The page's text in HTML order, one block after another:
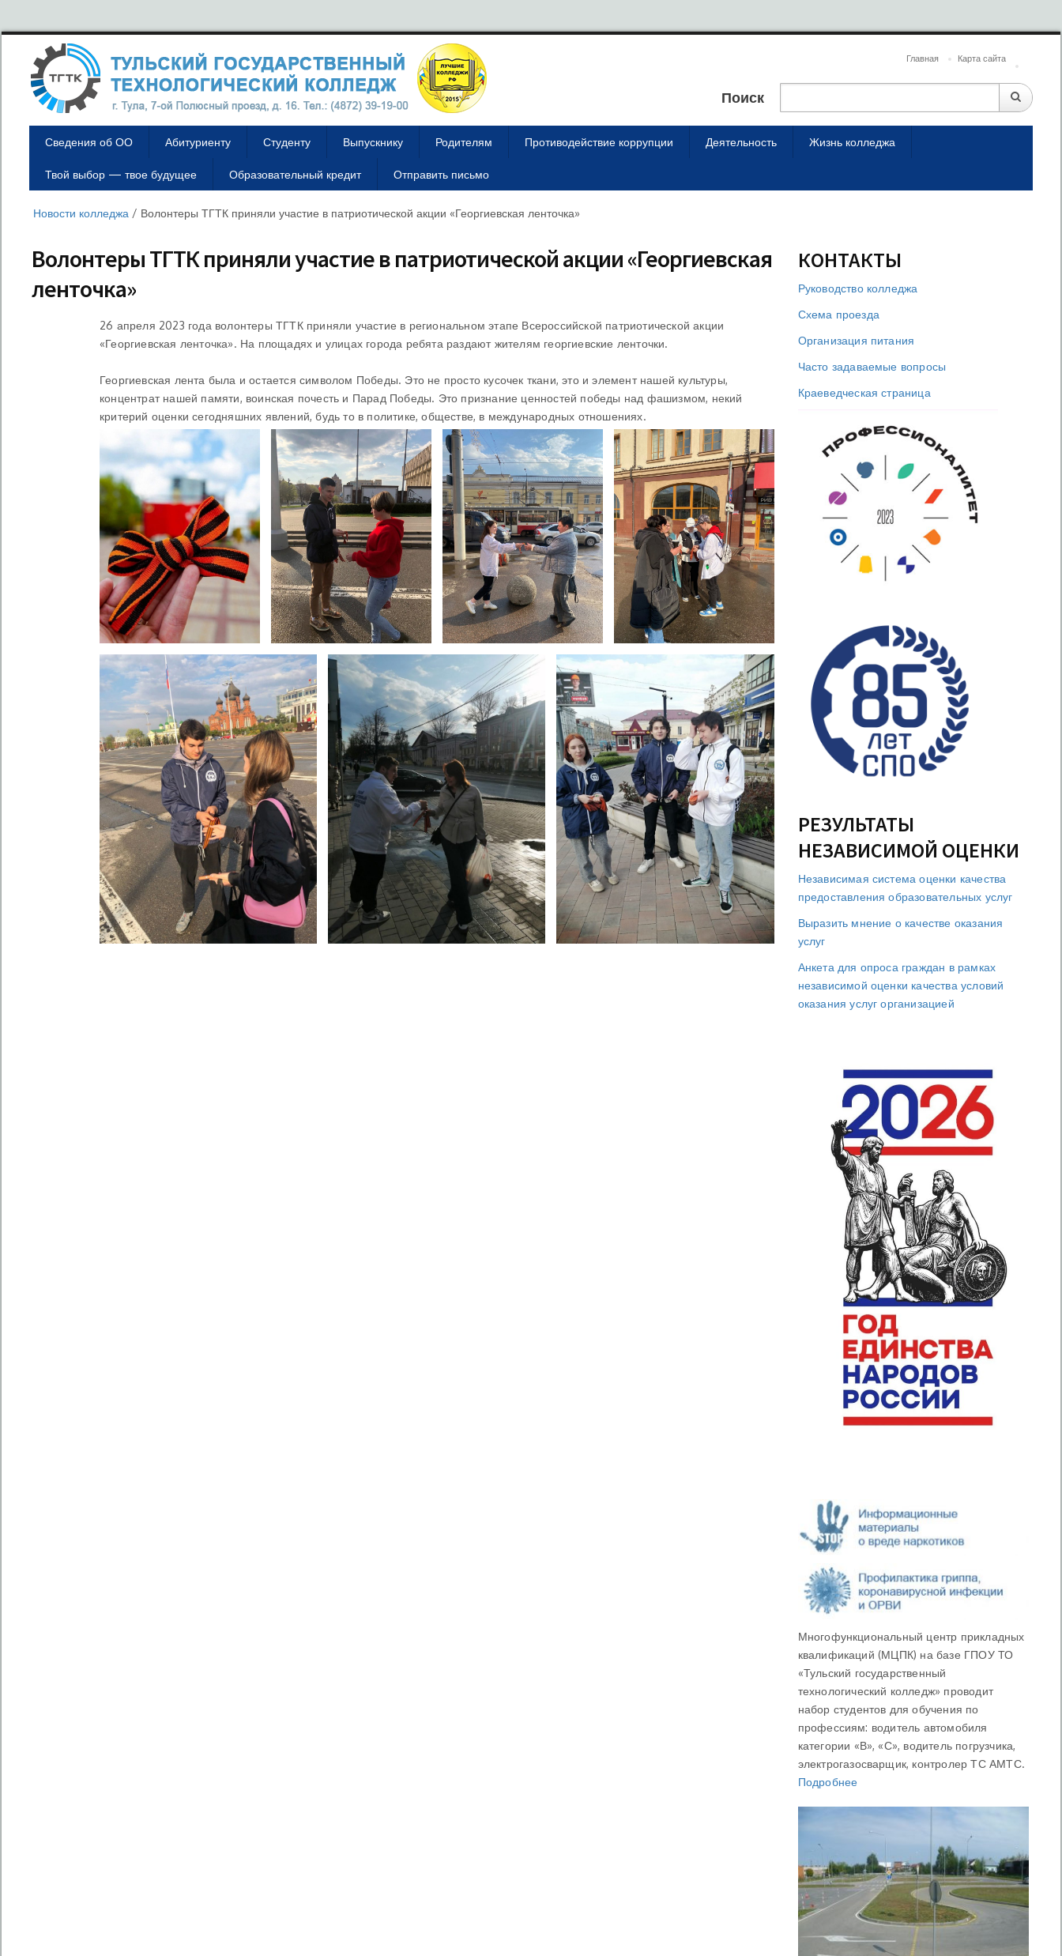
Главная Карта сайта
Поиск
Сведения об ОО Абитуриенту Студенту Выпускнику Родителям Противодействие коррупции Деятельность Жизнь колледжа
Твой выбор — твое будущее Образовательный кредит Отправить письмо
Новости колледжа / Волонтеры ТГТК приняли участие в патриотической акции «Георгиевская ленточка»
Волонтеры ТГТК приняли участие в патриотической акции «Георгиевская
ленточка»
26 апреля 2023 года волонтеры ТГТК приняли участие в региональном этапе Всероссийской патриотической акции
«Георгиевская ленточка». На площадях и улицах города ребята раздают жителям георгиевские ленточки.
Георгиевская лента была и остается символом Победы. Это не просто кусочек ткани, это и элемент нашей культуры,
концентрат нашей памяти, воинская почесть и Парад Победы. Это признание ценностей победы над фашизмом, некий
критерий оценки сегодняшних явлений, будь то в политике, обществе, в международных отношениях.
КОНТАКТЫ
Руководство колледжа
Схема проезда
Организация питания
Часто задаваемые вопросы
Краеведческая страница
РЕЗУЛЬТАТЫ
НЕЗАВИСИМОЙ ОЦЕНКИ
Независимая система оценки качества
предоставления образовательных услуг
Выразить мнение о качестве оказания
услуг
Анкета для опроса граждан в рамках
независимой оценки качества условий
оказания услуг организацией
Многофункциональный центр прикладных
квалификаций (МЦПК) на базе ГПОУ ТО
«Тульский государственный
технологический колледж» проводит
набор студентов для обучения по
профессиям: водитель автомобиля
категории «В», «С», водитель погрузчика,
электрогазосварщик, контролер ТС АМТС.
Подробнее